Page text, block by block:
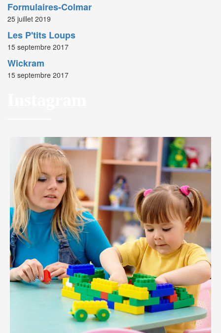
Formulaires-Colmar
25 juillet 2019
Les P'tits Loups
15 septembre 2017
Wickram
15 septembre 2017